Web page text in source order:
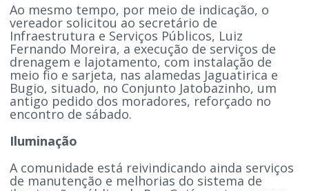
Ao mesmo tempo, por meio de indicação, o
vereador solicitou ao secretário de
Infraestrutura e Serviços Públicos, Luiz
Fernando Moreira, a execução de serviços de
drenagem e lajotamento, com instalação de
meio fio e sarjeta, nas alamedas Jaguatirica e
Bugio, situado, no Conjunto Jatobazinho, um
antigo pedido dos moradores, reforçado no
encontro de sábado.
Iluminação
A comunidade está reivindicando ainda serviços
de manutenção e melhorias do sistema de